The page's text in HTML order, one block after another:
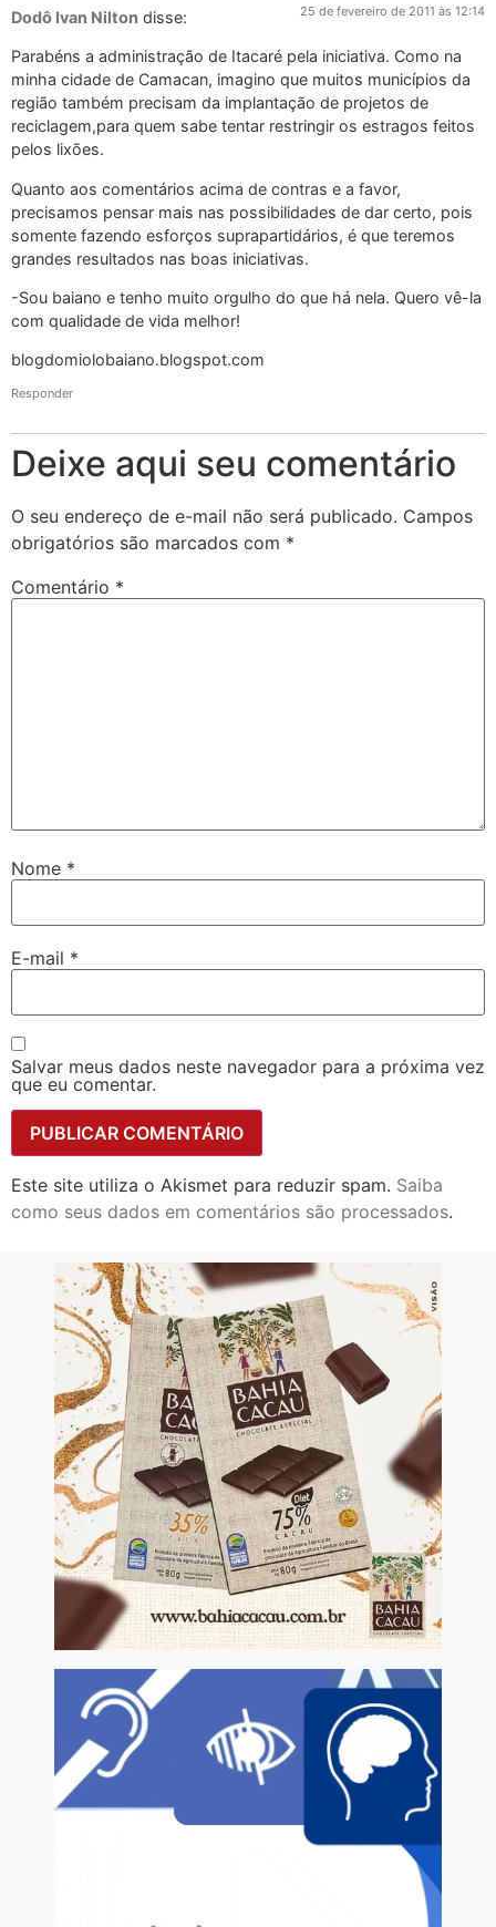
Dodô Ivan Nilton disse: 25 de fevereiro de 2011 às 12:14
Parabéns a administração de Itacaré pela iniciativa. Como na
minha cidade de Camacan, imagino que muitos municípios da
região também precisam da implantação de projetos de
reciclagem,para quem sabe tentar restringir os estragos feitos
pelos lixões.
Quanto aos comentários acima de contras e a favor,
precisamos pensar mais nas possibilidades de dar certo, pois
somente fazendo esforços suprapartidários, é que teremos
grandes resultados nas boas iniciativas.
-Sou baiano e tenho muito orgulho do que há nela. Quero vê-la
com qualidade de vida melhor!
blogdomiolobaiano.blogspot.com
Responder
Deixe aqui seu comentário
O seu endereço de e-mail não será publicado. Campos
obrigatórios são marcados com *
Comentário *
Nome *
E-mail *
Salvar meus dados neste navegador para a próxima vez
que eu comentar.
Este site utiliza o Akismet para reduzir spam. Saiba
como seus dados em comentários são processados.